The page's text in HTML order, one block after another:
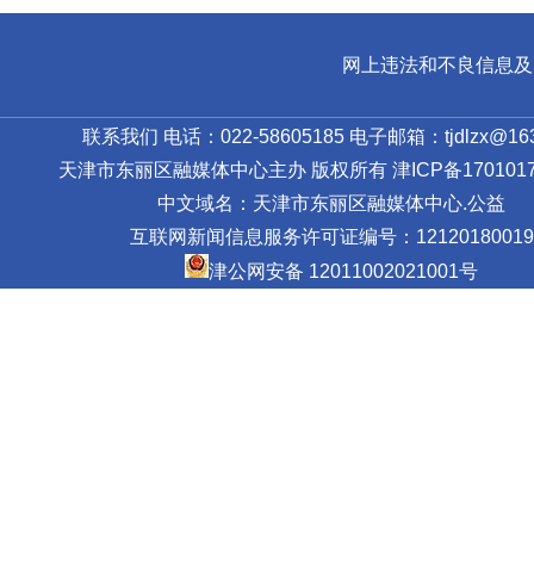
网上违法和不良信息
联系我们 电话：022-58605185 电子邮箱：
天津市东丽区融媒体中心主办 版权所有 津ICP备
中文域名：天津市东丽区融媒体中心.公益
互联网新闻信息服务许可证编号：12120180019
津公网安备 12011002021001号